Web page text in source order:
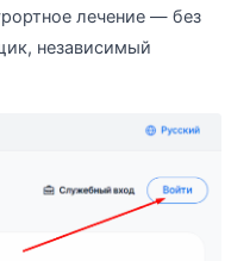
лечение — без
независимый